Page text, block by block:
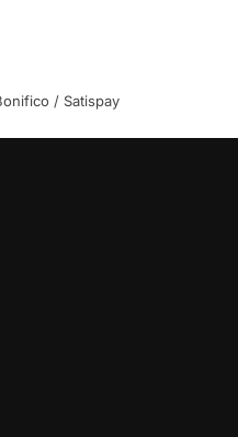
/ Satispay